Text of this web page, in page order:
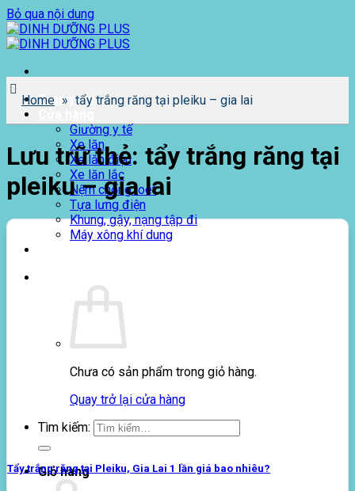
Bỏ qua nội dung
Trang chủ
Giường y tế
Xe lăn
Xe lăn điện
Xe lăn lắc
Nệm chống loét
Tựa lưng điện
Khung, gậy, nạng tập đi
Máy xông khí dung
Chưa có sản phẩm trong giỏ hàng.
Quay trở lại cửa hàng
Tìm kiếm:
Giỏ hàng
Home » tẩy trắng răng tại pleiku – gia lai
Lưu trữ thẻ: tẩy trắng răng tại
pleiku – gia lai
Tẩy trắng răng tại Pleiku, Gia Lai 1 lần giá bao nhiêu?